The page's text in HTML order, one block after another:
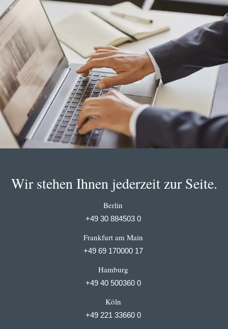
Wir stehen Ihnen jederzeit zur Seite.
Berlin
+49 30 884503 0
Frankfurt am Main
+49 69 170000 17
Hamburg
+49 40 500360 0
Köln
+49 221 33660 0